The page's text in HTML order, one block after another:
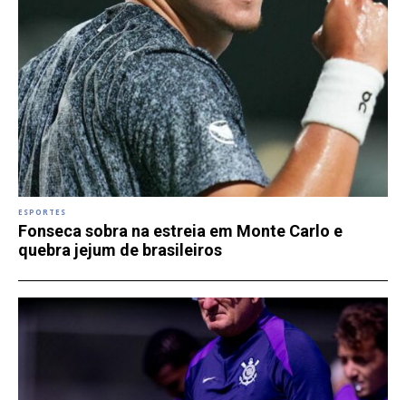
ESPORTES
Fonseca sobra na estreia em Monte Carlo e
quebra jejum de brasileiros